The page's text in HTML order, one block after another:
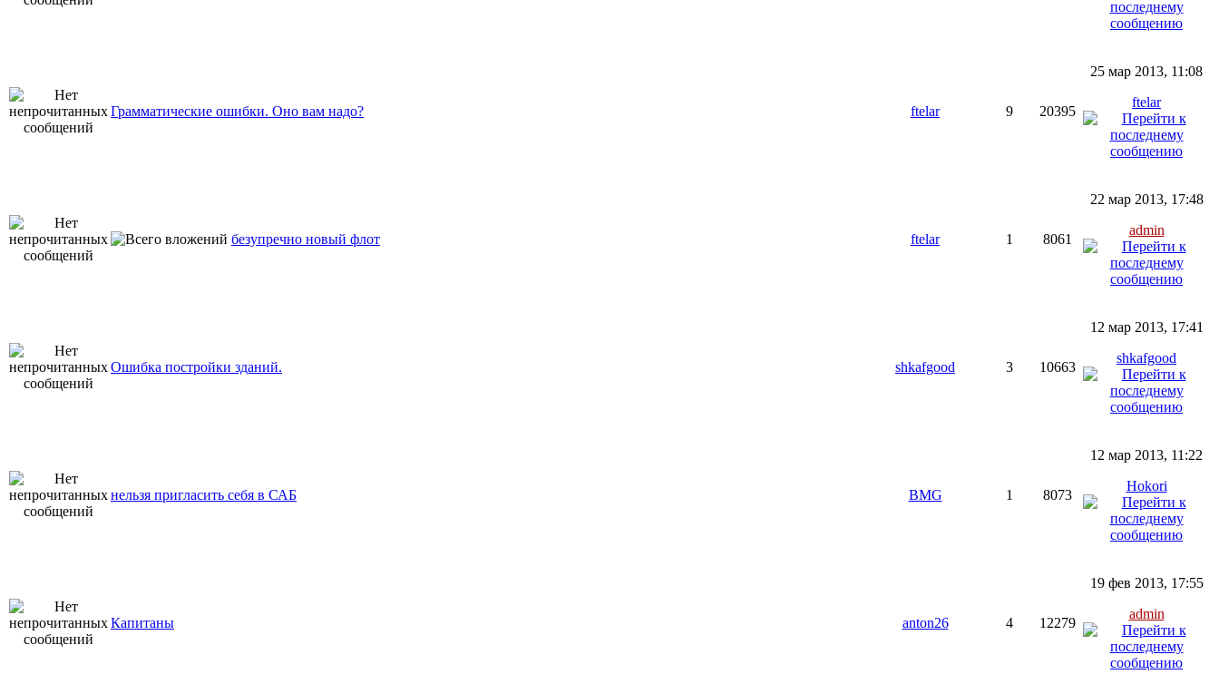
Грамматические ошибки. Оно вам надо? ftelar 9 20395
25 мар 2013, 11:08
ftelar
безупречно новый флот ftelar 1 8061
22 мар 2013, 17:48
admin
Ошибка постройки зданий. shkafgood 3 10663
12 мар 2013, 17:41
shkafgood
нельзя пригласить себя в САБ BMG 1 8073
12 мар 2013, 11:22
Hokori
Капитаны anton26 4 12279
19 фев 2013, 17:55
admin